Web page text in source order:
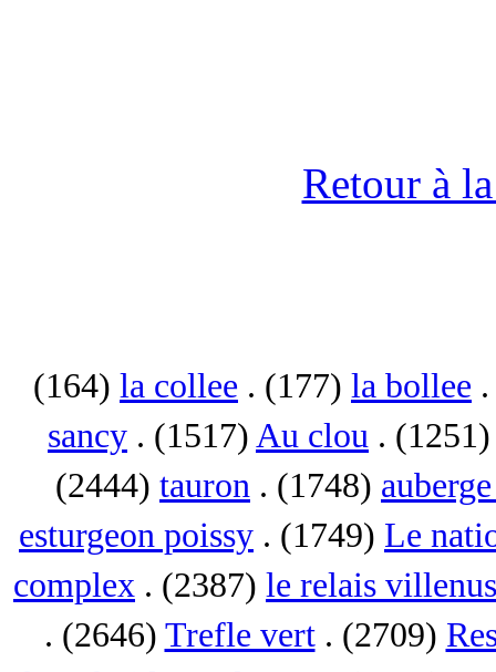
Retour à
(164) la collee . (177) la bollee
sancy . (1517) Au clou .
(2444) tauron . (1748)
esturgeon poissy . (1749) Le
complex . (2387) le relais villenus
. (2646) Trefle vert. (2709)